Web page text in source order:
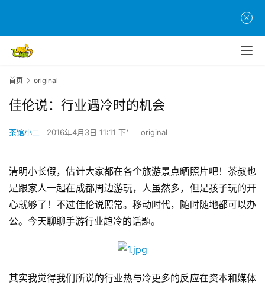
首页 original
佳伦说：行业遇冷时的机会
茶馆小二 2016年4月3日 11:11 下午 original
清明小长假，估计大家都在各个旅游景点晒照片吧！茶叔也
是跟家人一起在成都周边游玩，人虽然多，但是孩子玩的开
心就够了！不过佳伦说照常。移动时代，随时随地都可以办
公。今天聊聊手游行业趋冷的话题。
其实我觉得我们所说的行业热与冷更多的反应在资本和媒体